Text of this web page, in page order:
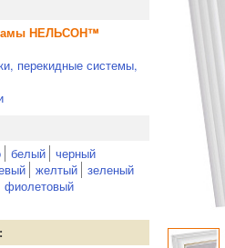
НЕЛЬСОН™
перекидные системы,
белый черный
желтый зеленый
фиолетовый